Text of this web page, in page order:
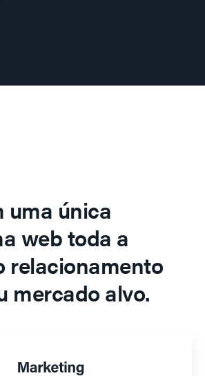
uma única
web toda a
relacionamento
mercado alvo.